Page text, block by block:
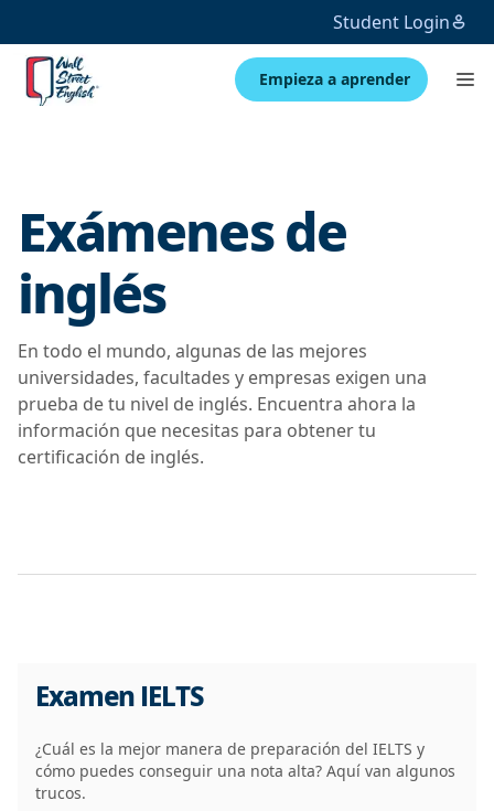
Student Login
Empieza a aprender
Exámenes de
inglés
En todo el mundo, algunas de las mejores
universidades, facultades y empresas exigen una
prueba de tu nivel de inglés. Encuentra ahora la
información que necesitas para obtener tu
certificación de inglés.
Examen IELTS
¿Cuál es la mejor manera de preparación del IELTS y
cómo puedes conseguir una nota alta? Aquí van algunos
trucos.